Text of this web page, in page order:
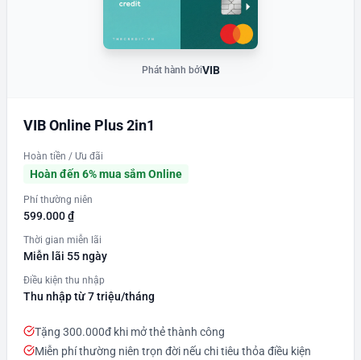
Phát hành bởiVIB
VIB Online Plus 2in1
Hoàn tiền / Ưu đãi
Hoàn đến 6% mua sắm Online
Phí thường niên
599.000 ₫
Thời gian miễn lãi
Miễn lãi 55 ngày
Điều kiện thu nhập
Thu nhập từ 7 triệu/tháng
Tặng 300.000đ khi mở thẻ thành công
Miễn phí thường niên trọn đời nếu chi tiêu thỏa điều kiện